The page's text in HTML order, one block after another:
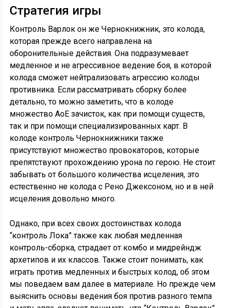
Стратегия игры
Контроль Варлок он же Чернокнижник, это колода,
которая прежде всего направлена на
оборонительные действия. Она подразумевает
медленное и не агрессивное ведение боя, в которой
колода сможет нейтрализовать агрессию колоды
противника. Если рассматривать сборку более
детально, то можно заметить, что в колоде
множество АоЕ зачисток, как при помощи существ,
так и при помощи специализированных карт. В
колоде контроль Чернокнижники также
присутствуют множество провокаторов, которые
препятствуют прохождению урона по герою. Не стоит
забывать от большого количества исцеления, это
естественно не колода с Рено Джексоном, но и в ней
исцеления довольно много.
Однако, при всех своих достоинствах колода
“контроль Лока” также как любая медленная
контроль-сборка, страдает от комбо и мидрейндж
архетипов и их классов. Также стоит понимать, как
играть против медленных и быстрых колод, об этом
мы поведаем вам далее в материале. Но прежде чем
выяснить основы ведения боя против разного темпа